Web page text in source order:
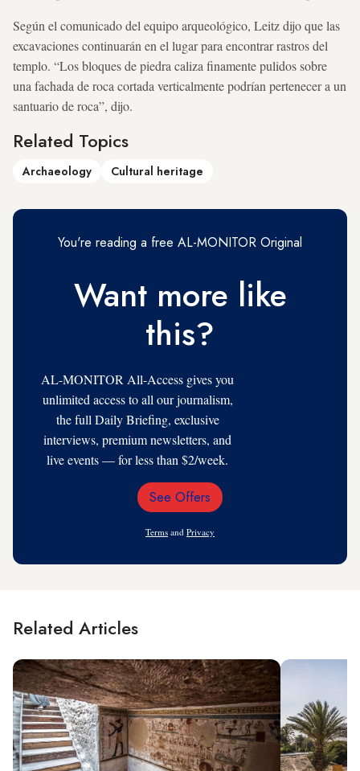
Según el comunicado del equipo arqueológico, Leitz dijo que las
excavaciones continuarán en el lugar para encontrar rastros del
templo. “Los bloques de piedra caliza finamente pulidos sobre
una fachada de roca cortada verticalmente podrían pertenecer a un
santuario de roca”, dijo.
Related Topics
Archaeology Cultural heritage
You're reading a free AL-MONITOR Original
Want more like
this?
AL-MONITOR All-Access gives you
unlimited access to all our journalism,
the full Daily Briefing, exclusive
interviews, premium newsletters, and
live events — for less than $2/week.
Email
See Offers
Terms and Privacy
Related Articles